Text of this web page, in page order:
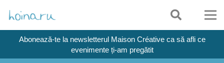
Abonează-te la newsletterul Maison Créative ca să afli ce
evenimente ți-am pregătit